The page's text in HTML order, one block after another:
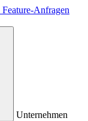
Feature-Anfragen
Unternehmen